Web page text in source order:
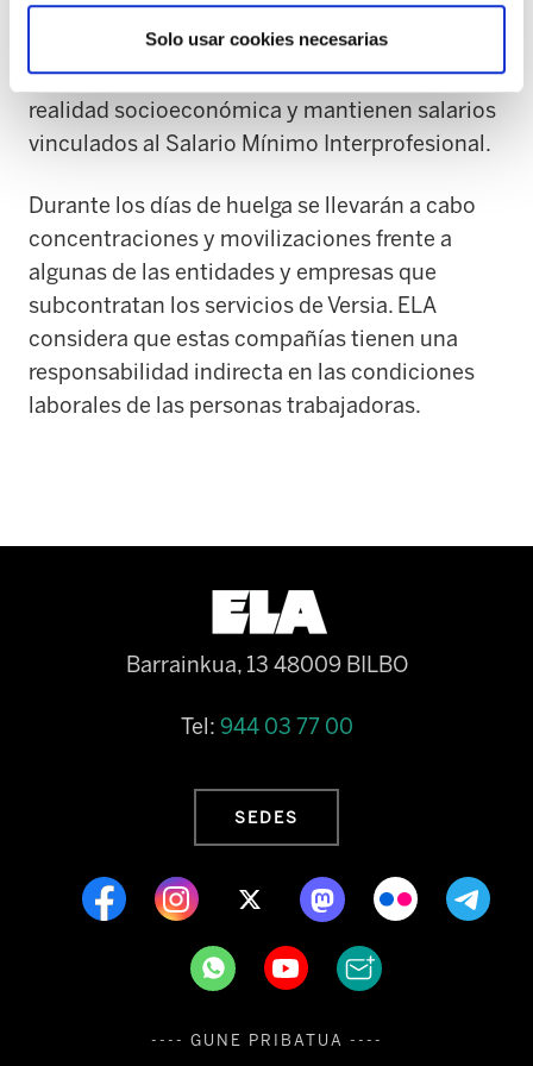
Solo usar cookies necesarias
distintos puntos de la CAPV, la empresa aplica
el convenio estatal de Contact Center, unas
condiciones laborales que no responden a la
realidad socioeconómica y mantienen salarios
vinculados al Salario Mínimo Interprofesional.
Durante los días de huelga se llevarán a cabo
concentraciones y movilizaciones frente a
algunas de las entidades y empresas que
subcontratan los servicios de Versia. ELA
considera que estas compañías tienen una
responsabilidad indirecta en las condiciones
laborales de las personas trabajadoras.
Barrainkua, 13 48009 BILBO
Tel: 944 03 77 00
SEDES
---- GUNE PRIBATUA ----